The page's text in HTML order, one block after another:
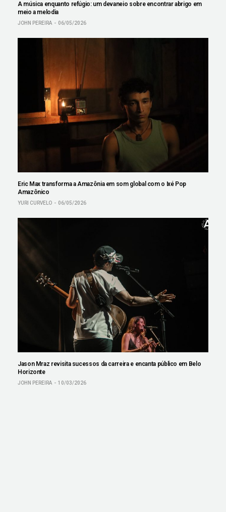
A música enquanto refúgio: um devaneio sobre encontrar abrigo em
meio a melodia
JOHN PEREIRA 06/05/2026
Eric Max transforma a Amazônia em som global com o Ixé Pop
Amazônico
YURI CURVELO 06/05/2026
Jason Mraz revisita sucessos da carreira e encanta público em Belo
Horizonte
JOHN PEREIRA 10/03/2026